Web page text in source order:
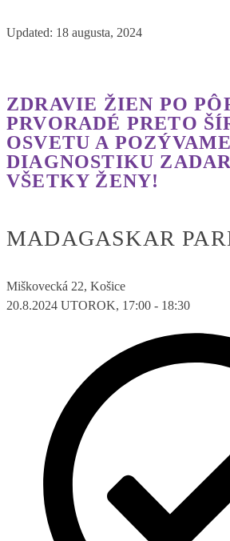
Updated: 18 augusta, 2024
ZDRAVIE ŽIEN PO
PRVORADÉ PRETO
OSVETU A
DIAGNOSTIKU
VŠETKY ŽENY!
MADAGASKAR
Miškovecká 22, Košice
20.8.2024 UTOROK, 17:00 - 18:30